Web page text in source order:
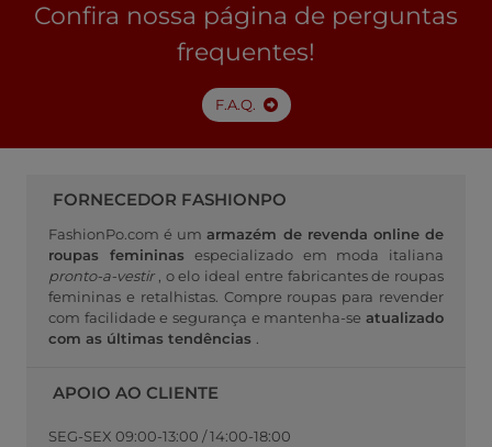
Confira nossa página de perguntas
frequentes!
F.A.Q.
FORNECEDOR FASHIONPO
FashionPo.com é umarmazém de revenda online de
roupas femininasespecializado em moda italiana
pronto-a-vestir, o elo ideal entre fabricantes de roupas
femininas e retalhistas. Compre roupas para revender
com facilidade e segurança e mantenha-se atualizado
com as últimas tendências .
APOIO AO CLIENTE
SEG-SEX 09:00-13:00 / 14:00-18:00